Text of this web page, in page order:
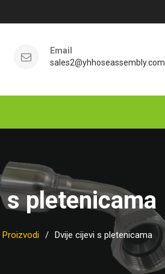
Email
sales2@yhhoseassembly.com
s pletenicama
Proizvodi Dvije cijevi s pletenicama